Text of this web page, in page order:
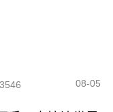
08-05